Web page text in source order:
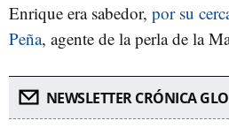
Enrique era sabedor, por su
Peña, agente de la perla de la
NEWSLETTER CRÓNICA